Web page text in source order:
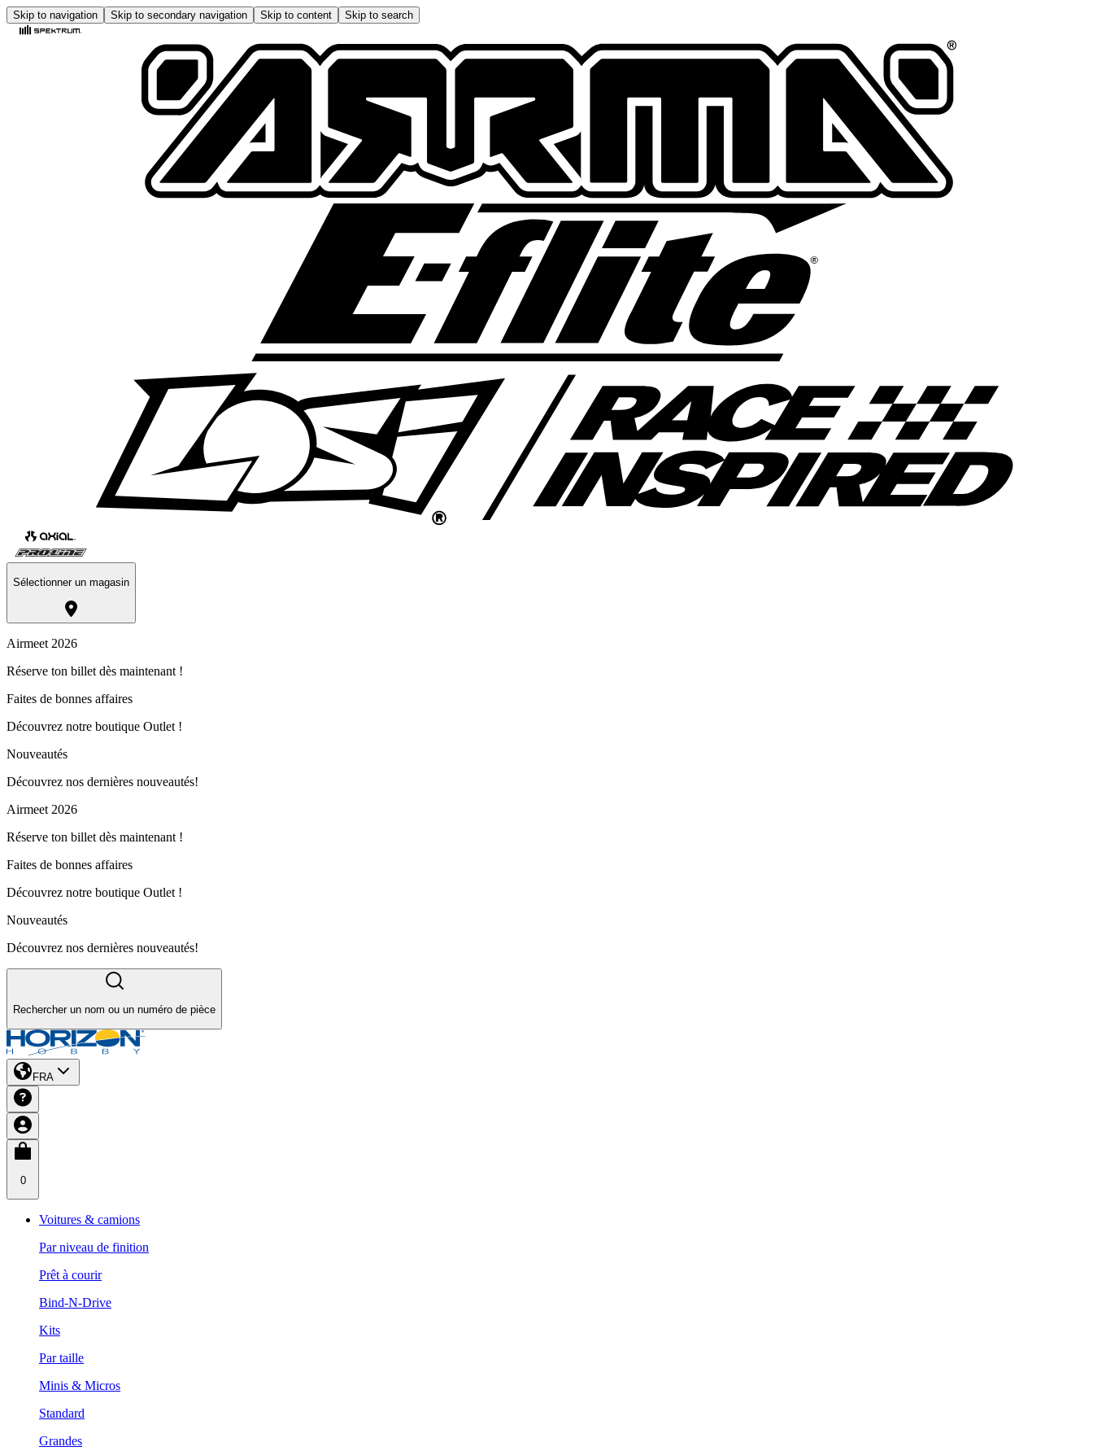
Skip to navigation Skip to secondary navigation Skip to content Skip to search
Sélectionner un magasin
Airmeet 2026
Réserve ton billet dès maintenant !
Faites de bonnes affaires
Découvrez notre boutique Outlet !
Nouveautés
Découvrez nos dernières nouveautés!
Airmeet 2026
Réserve ton billet dès maintenant !
Faites de bonnes affaires
Découvrez notre boutique Outlet !
Nouveautés
Découvrez nos dernières nouveautés!
Rechercher un nom ou un numéro de pièce
FRA
0
Voitures & camions
Par niveau de finition
Prêt à courir
Bind-N-Drive
Kits
Par taille
Minis & Micros
Standard
Grandes